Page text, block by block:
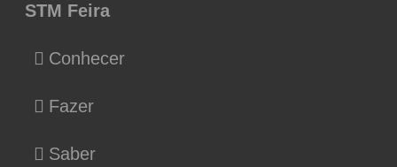
STM Feira
Conhecer
Fazer
Saber